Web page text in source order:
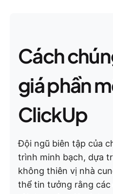
Cách
giá phần
ClickUp
Đội ngũ biên tập của
trình minh bạch, dựa
không thiên vị nhà
thể tin tưởng rằng các